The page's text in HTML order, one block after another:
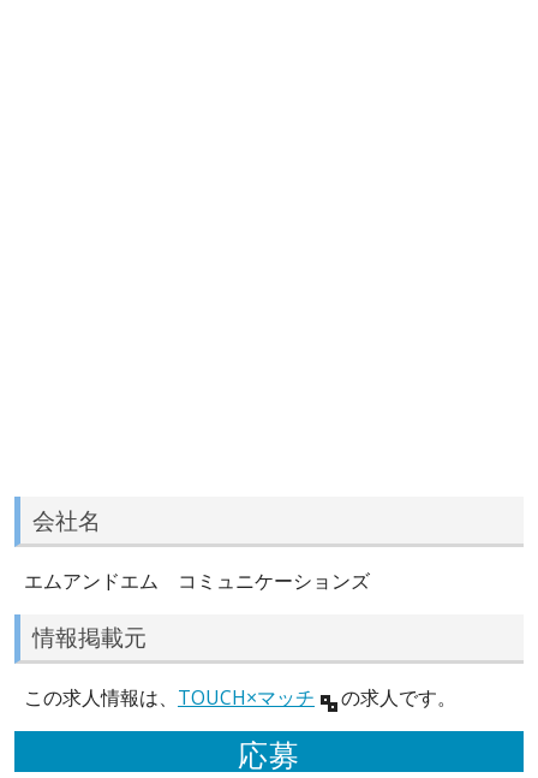
会社名
エムアンドエム コミュニケーションズ
情報掲載元
この求人情報は、 TOUCH×マッチ の求人です。
応募